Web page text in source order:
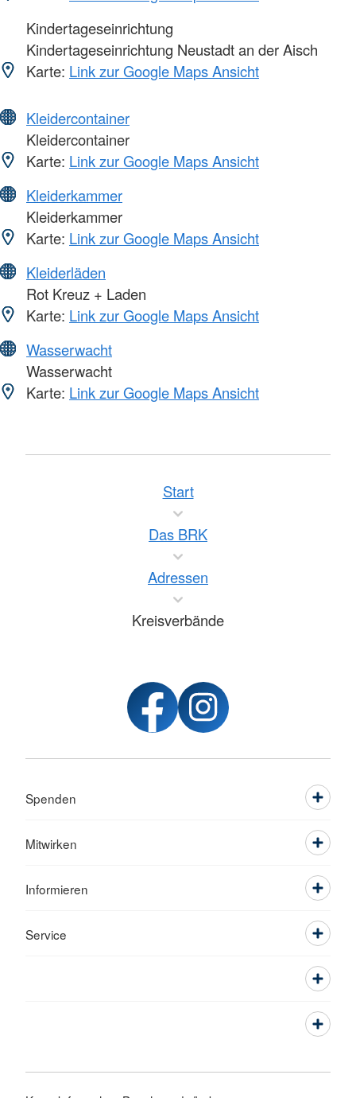
Kindertageseinrichtung
Kindertageseinrichtung Neustadt an der Aisch
Karte: Link zur Google Maps Ansicht
Kleidercontainer
Kleidercontainer
Karte: Link zur Google Maps Ansicht
Kleiderkammer
Kleiderkammer
Karte: Link zur Google Maps Ansicht
Kleiderläden
Rot Kreuz + Laden
Karte: Link zur Google Maps Ansicht
Wasserwacht
Wasserwacht
Karte: Link zur Google Maps Ansicht
Start
Das BRK
Adressen
Kreisverbände
Spenden
Mitwirken
Informieren
Service